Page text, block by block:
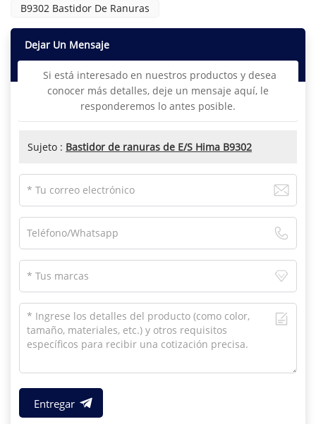
B9302 Bastidor De Ranuras
Dejar Un Mensaje
Si está interesado en nuestros productos y desea
conocer más detalles, deje un mensaje aquí, le
responderemos lo antes posible.
Sujeto : Bastidor de ranuras de E/S Hima B9302
Entregar